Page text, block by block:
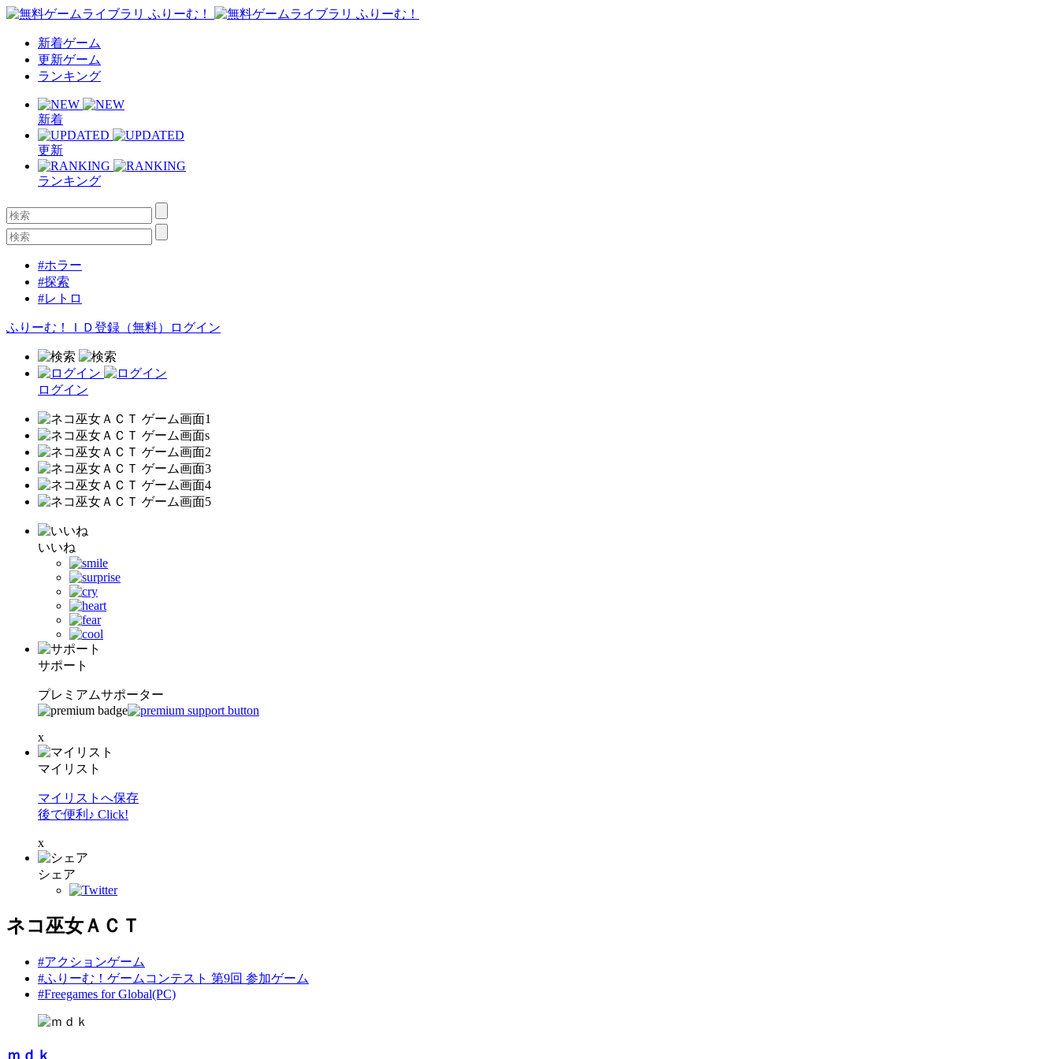
新着ゲーム
更新ゲーム
ランキング
新着
更新
ランキング
#ホラー
#探索
#レトロ
ふりーむ！ＩＤ登録（無料） ログイン
ログイン
いいね
サポート
プレミアムサポーター
x
マイリスト
マイリストへ保存
後で便利♪ Click!
x
シェア
ネコ巫女ＡＣＴ
#アクションゲーム
#ふりーむ！ゲームコンテスト 第9回 参加ゲーム
#Freegames for Global(PC)
ｍｄｋ